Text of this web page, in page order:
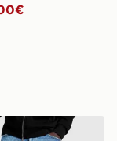
Etch
Script Cargo